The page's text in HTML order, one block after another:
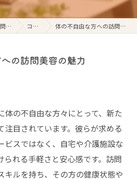
千葉の訪問美容なら訪問理美容visit コラム 体の不自由な方への訪問美容の魅力
の訪問美容の魅力
体の不自由な方々にとって、新た
注目されています。彼らが求める
ビスではなく、自宅や介護施設な
られる手軽さと安心感です。訪問
キルを持ち、その方の健康状態や